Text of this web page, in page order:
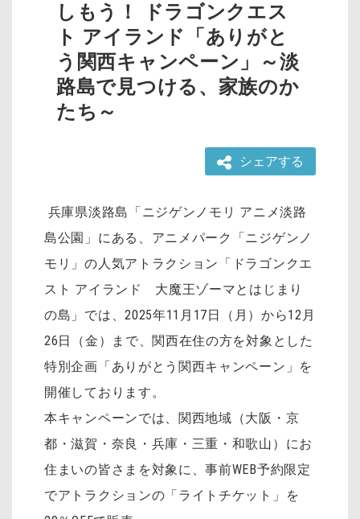
しもう！ ドラゴンクエス
ト アイランド「ありがと
う関西キャンペーン」～淡
路島で見つける、家族のか
たち～
シェアする
兵庫県淡路島「ニジゲンノモリ アニメ淡路
島公園」にある、アニメパーク「ニジゲンノ
モリ」の人気アトラクション「ドラゴンクエ
スト アイランド 大魔王ゾーマとはじまり
の島」では、2025年11月17日（月）から12月
26日（金）まで、関西在住の方を対象とした
特別企画「ありがとう関西キャンペーン」を
開催しております。
本キャンペーンでは、関西地域（大阪・京
都・滋賀・奈良・兵庫・三重・和歌山）にお
住まいの皆さまを対象に、事前WEB予約限定
でアトラクションの「ライトチケット」を